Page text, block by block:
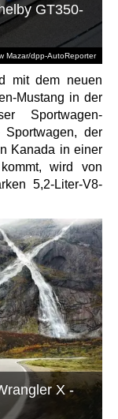
Mazar/dpp-AutoReporter
GT350-
mit dem neuen
Mustang in der
Sportwagen-
Sportwagen, der
Kanada in einer
wird von
5,2-Liter-V8-
X -